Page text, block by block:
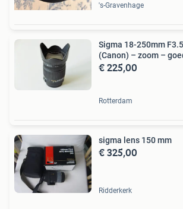
's-Gravenhage
Sigma 18-250mm
(Canon) – zoom –
€ 225,00
Rotterdam
sigma lens 150 mm
€ 325,00
Ridderkerk